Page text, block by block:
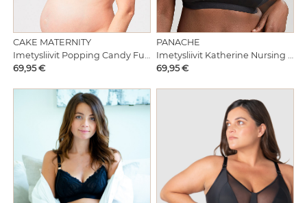
CAKE MATERNITY
Imetysliivit Popping Candy Fuller Bust Black
Hinta
69,95 €
PANACHE
Imetysliivit Katherine Nursing Bra Black
Hinta
69,95 €